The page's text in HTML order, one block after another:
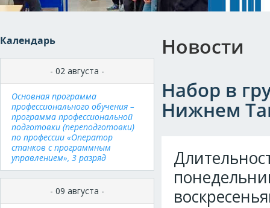
Календарь
- 02 августа -
Основная программа
профессионального обучения –
программа профессиональной
подготовки (переподготовки)
по профессии «Оператор
станков с программным
управлением», 3 разряд
- 09 августа -
Новости
Набор в
Нижнем